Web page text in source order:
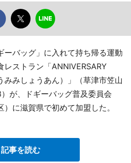
ーバッグ」に入れて持ち帰る運動
レストラン「ANNIVERSARY
みみしょうあん）」（草津市笠山
が、ドギーバッグ普及委員会
）に滋賀県で初めて加盟した。
記事を読む